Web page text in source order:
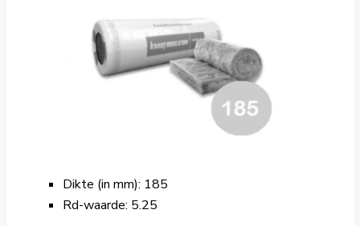
Dikte (in mm): 185
Rd-waarde: 5.25